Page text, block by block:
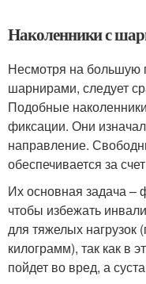
Наколенники с
Несмотря на большую
шарнирами, следует
Подобные
фиксации. Они
направление.
обеспечивается за
Их основная задача –
чтобы избежать
для тяжелых
килограмм), так как в
пойдет во вред, а